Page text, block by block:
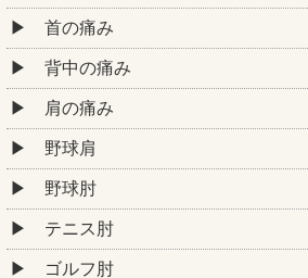
首の痛み
背中の痛み
肩の痛み
野球肩
野球肘
テニス肘
ゴルフ肘